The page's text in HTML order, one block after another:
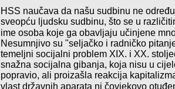
HSS naučava da našu sudbinu ne
sveopću ljudsku sudbinu, što se u
ime osoba koje ga obavljaju učinjene
Nesumnjivo su "seljačko i radničko
temeljni socijalni problem XIX. i XX.
snažna socijalna gibanja, koja nisu u
popravio, ali proizašla reakcija
vlast državnih aparata ni čovjekovo